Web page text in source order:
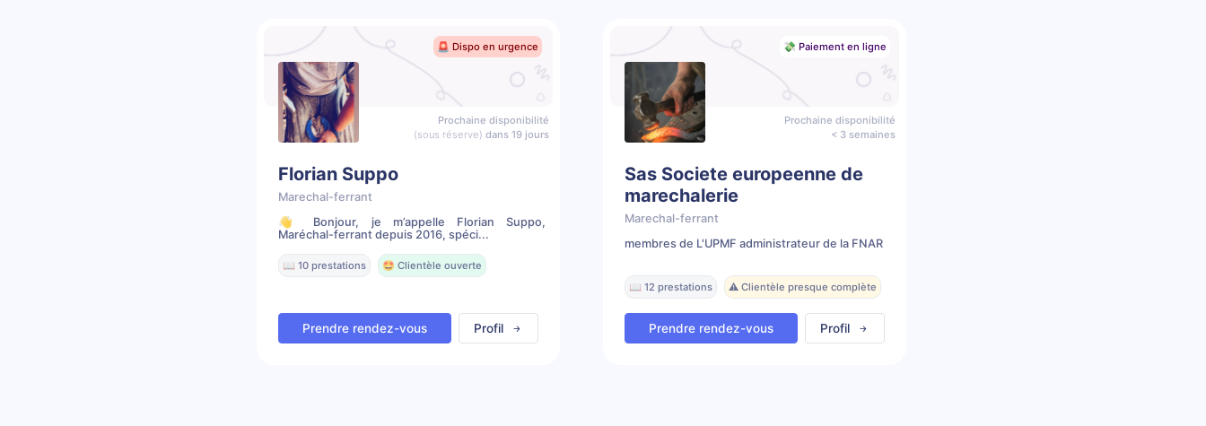
🚨 Dispo en urgence
Prochaine disponibilité
(sous réserve) dans 19 jours
Florian Suppo
Marechal-ferrant
👋 Bonjour, je m’appelle Florian Suppo,
Maréchal-ferrant depuis 2016, spéci...
📖 10 prestations 🤩 Clientèle ouverte
Prendre rendez-vous Profil
💸 Paiement en ligne
Prochaine disponibilité
< 3 semaines
Sas Societe europeenne de
marechalerie
Marechal-ferrant
membres de L'UPMF administrateur de la FNAR
📖 12 prestations ⚠️ Clientèle presque complète
Prendre rendez-vous Profil